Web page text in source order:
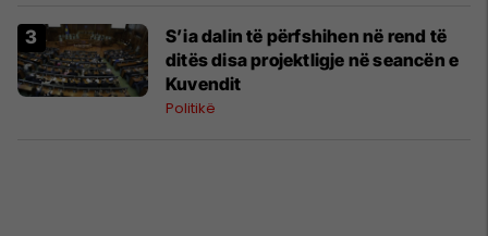
​S’ia dalin të përfshihen në rend të
ditës disa projektligje në seancën e
Kuvendit
Politikë